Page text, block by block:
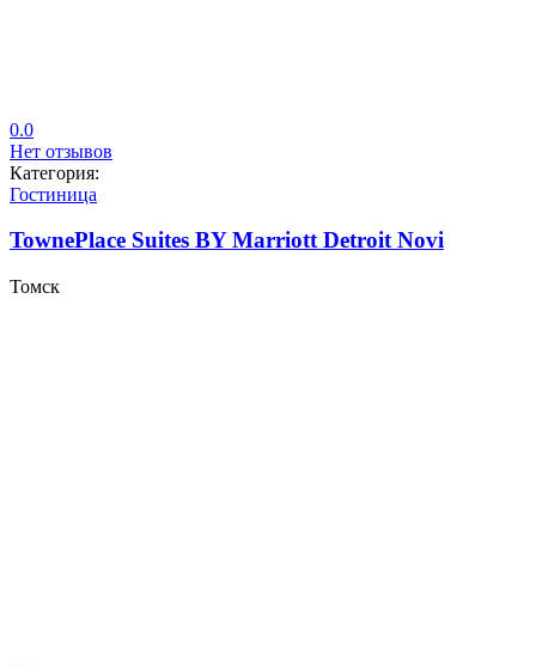
0.0
Нет отзывов
Категория:
Гостиница
TownePlace Suites BY Marriott Detroit Novi
Томск